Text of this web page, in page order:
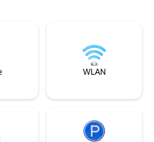
einen Grill, einen
ein halbes
zu seinem Pool
oder Partyräume
Wohnung ist
Menschen
WLAN